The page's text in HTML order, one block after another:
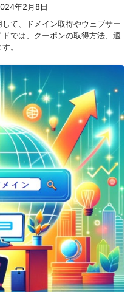
年2月8日
て、ドメイン取得やウェブサー
では、クーポンの取得方法、適
。